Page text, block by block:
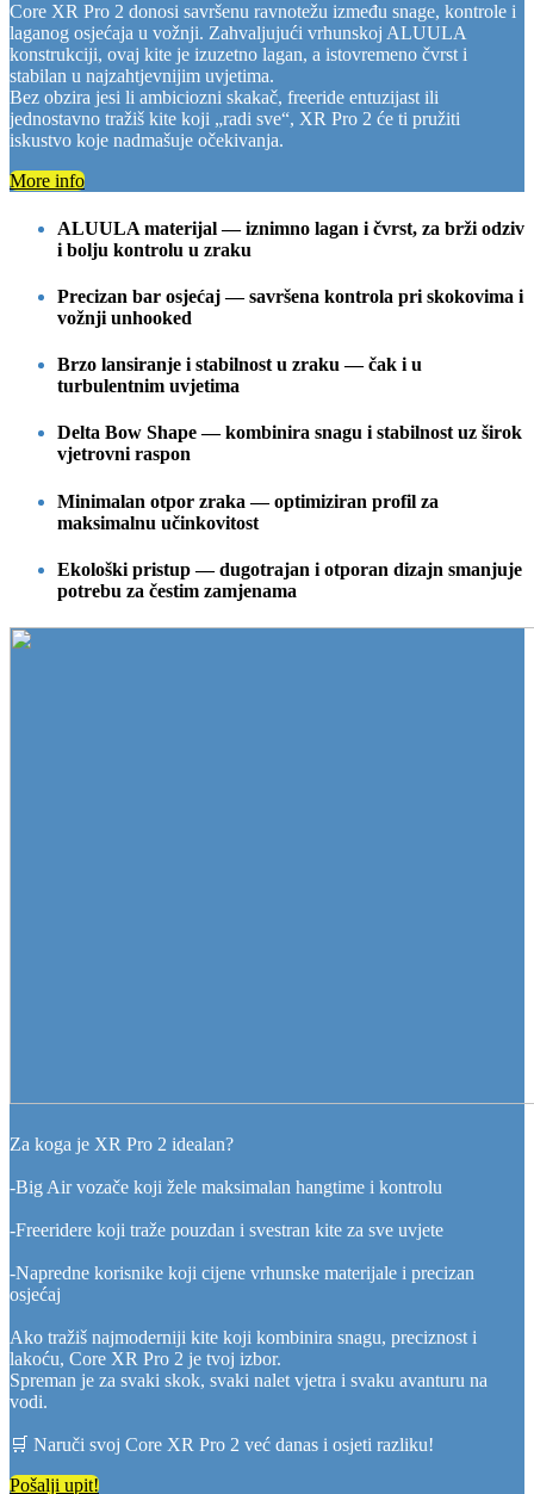
Core XR Pro 2 donosi savršenu ravnotežu između snage, kontrole i
laganog osjećaja u vožnji. Zahvaljujući vrhunskoj ALUULA
konstrukciji, ovaj kite je izuzetno lagan, a istovremeno čvrst i
stabilan u najzahtjevnijim uvjetima.
Bez obzira jesi li ambiciozni skakač, freeride entuzijast ili
jednostavno tražiš kite koji „radi sve“, XR Pro 2 će ti pružiti
iskustvo koje nadmašuje očekivanja.
More info
ALUULA materijal — iznimno lagan i čvrst, za brži odziv
i bolju kontrolu u zraku
Precizan bar osjećaj — savršena kontrola pri skokovima i
vožnji unhooked
Brzo lansiranje i stabilnost u zraku — čak i u
turbulentnim uvjetima
Delta Bow Shape — kombinira snagu i stabilnost uz širok
vjetrovni raspon
Minimalan otpor zraka — optimiziran profil za
maksimalnu učinkovitost
Ekološki pristup — dugotrajan i otporan dizajn smanjuje
potrebu za čestim zamjenama
Za koga je XR Pro 2 idealan?
-Big Air vozače koji žele maksimalan hangtime i kontrolu
-Freeridere koji traže pouzdan i svestran kite za sve uvjete
-Napredne korisnike koji cijene vrhunske materijale i precizan
osjećaj
Ako tražiš najmoderniji kite koji kombinira snagu, preciznost i
lakoću, Core XR Pro 2 je tvoj izbor.
Spreman je za svaki skok, svaki nalet vjetra i svaku avanturu na
vodi.
🛒 Naruči svoj Core XR Pro 2 već danas i osjeti razliku!
Pošalji upit!